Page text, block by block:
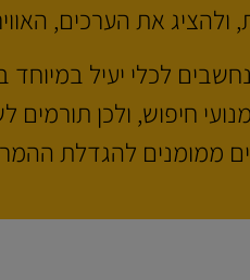
ולהציג את הערכים,
לכלי יעיל במיוחד
חיפוש, ולכן
ממומנים להגדלת